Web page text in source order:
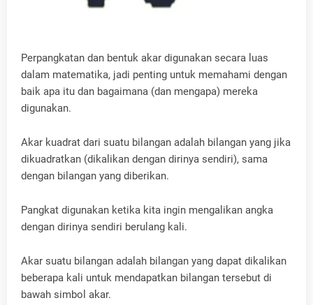
Perpangkatan dan bentuk akar digunakan secara luas
dalam matematika, jadi penting untuk memahami dengan
baik apa itu dan bagaimana (dan mengapa) mereka
digunakan.
Akar kuadrat dari suatu bilangan adalah bilangan yang jika
dikuadratkan (dikalikan dengan dirinya sendiri), sama
dengan bilangan yang diberikan.
Pangkat digunakan ketika kita ingin mengalikan angka
dengan dirinya sendiri berulang kali.
Akar suatu bilangan adalah bilangan yang dapat dikalikan
beberapa kali untuk mendapatkan bilangan tersebut di
bawah simbol akar.